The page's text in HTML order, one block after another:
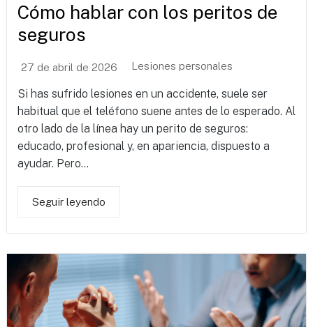
Cómo hablar con los peritos de
seguros
27 de abril de 2026 Lesiones personales
Si has sufrido lesiones en un accidente, suele ser
habitual que el teléfono suene antes de lo esperado. Al
otro lado de la línea hay un perito de seguros:
educado, profesional y, en apariencia, dispuesto a
ayudar. Pero...
Seguir leyendo